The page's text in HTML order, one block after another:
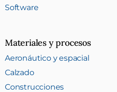
Software
Materiales y procesos
Aeronáutico y espacial
Calzado
Construcciones